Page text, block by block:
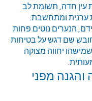
עין חדה, תשומת לב
ערנית ומתחשבת.
הנערים נוטים פחות
שם דגש על בטיחות
שמישהו יחווה מצוקה
והגנה מפני